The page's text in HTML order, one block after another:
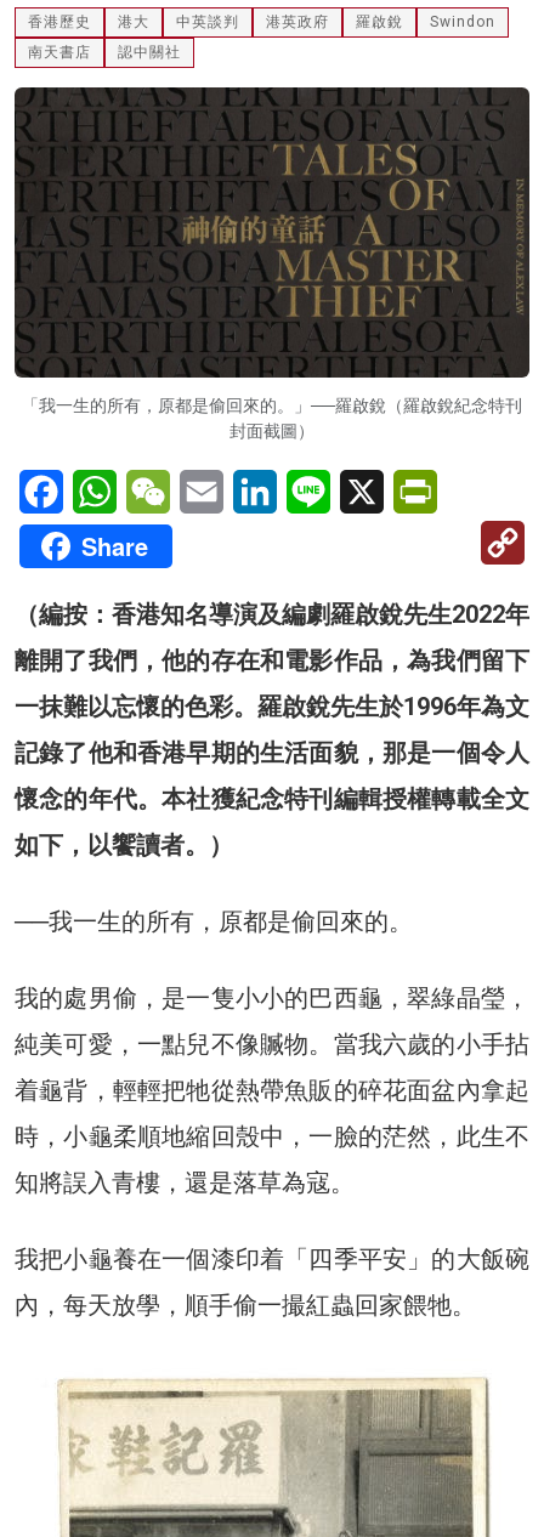
香港歷史 港大 中英談判 港英政府 羅啟銳
Swindon
南天書店
認中關社
「我一生的所有，原都是偷回來的。」──羅啟銳（羅啟銳紀念特刊
封面截圖）
FacebookWhatsAppWeChatEmail LinkedInLine X
Share
（編按：香港知名導演及編劇羅啟銳先生2022年
離開了我們，他的存在和電影作品，為我們留下
一抹難以忘懷的色彩。羅啟銳先生於1996年為文
記錄了他和香港早期的生活面貌，那是一個令人
懷念的年代。本社獲紀念特刊編輯授權轉載全文
如下，以饗讀者。）
──我一生的所有，原都是偷回來的。
我的處男偷，是一隻小小的巴西龜，翠綠晶瑩，
純美可愛，一點兒不像贓物。當我六歲的小手拈
着龜背，輕輕把牠從熱帶魚販的碎花面盆內拿起
時，小龜柔順地縮回殼中，一臉的茫然，此生不
知將誤入青樓，還是落草為寇。
我把小龜養在一個漆印着「四季平安」的大飯碗
內，每天放學，順手偷一撮紅蟲回家餵牠。